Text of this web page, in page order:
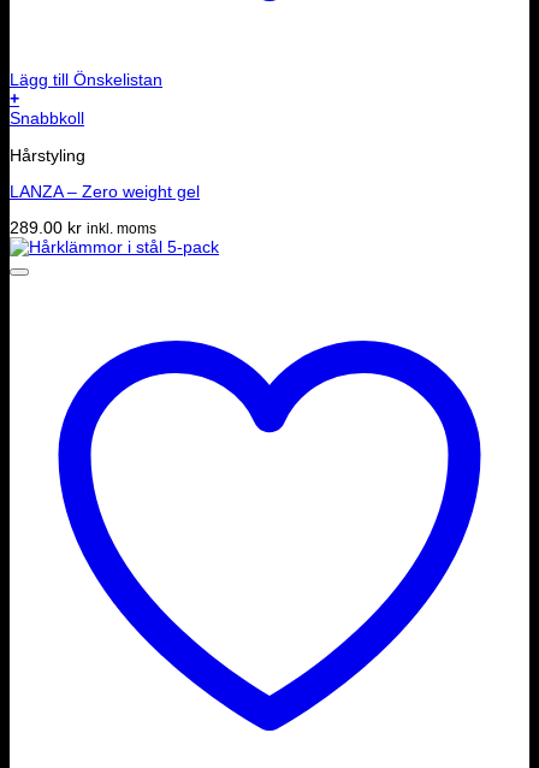
Lägg till Önskelistan
+
Snabbkoll
Hårstyling
LANZA – Zero weight gel
289.00 kr inkl. moms